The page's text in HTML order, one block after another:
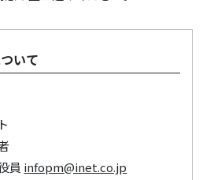
いて
員 infopm@inet.co.jp